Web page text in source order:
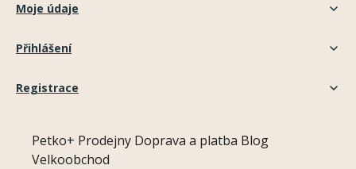
Moje údaje
Přihlášení
Registrace
Petko+ Prodejny Doprava a platba Blog
Velkoobchod